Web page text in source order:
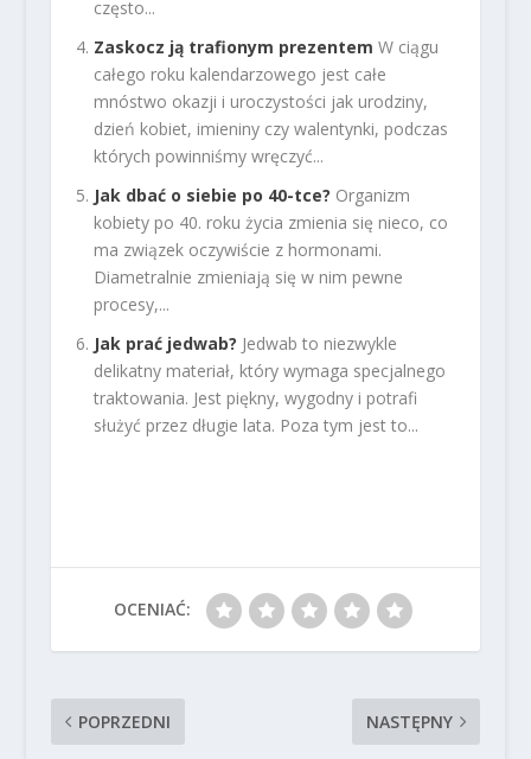
często...
Zaskocz ją trafionym prezentem W ciągu
całego roku kalendarzowego jest całe
mnóstwo okazji i uroczystości jak urodziny,
dzień kobiet, imieniny czy walentynki, podczas
których powinniśmy wręczyć...
Jak dbać o siebie po 40-tce? Organizm
kobiety po 40. roku życia zmienia się nieco, co
ma związek oczywiście z hormonami.
Diametralnie zmieniają się w nim pewne
procesy,...
Jak prać jedwab? Jedwab to niezwykle
delikatny materiał, który wymaga specjalnego
traktowania. Jest piękny, wygodny i potrafi
służyć przez długie lata. Poza tym jest to...
OCENIAĆ:
POPRZEDNI NASTĘPNY